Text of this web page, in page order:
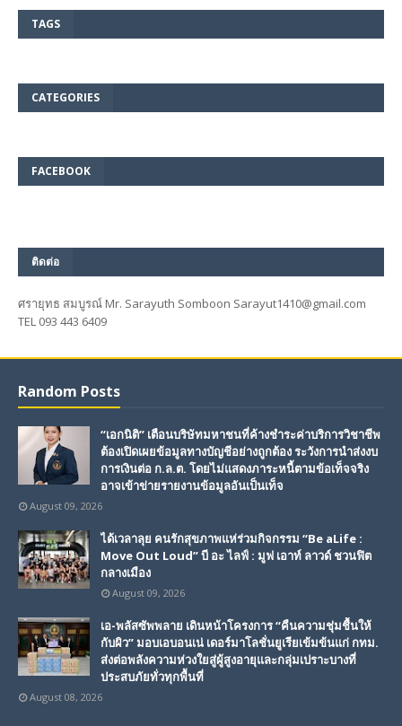
TAGS
CATEGORIES
FACEBOOK
ติดต่อ
ศรายุทธ สมบูรณ์ Mr. Sarayuth Somboon Sarayut1410@gmail.com
TEL 093 443 6409
Random Posts
“เอกนิติ” เตือนบริษัทมหาชนที่ค้างชำระค่าบริการวิชาชีพ
ต้องเปิดเผยข้อมูลทางบัญชีอย่างถูกต้อง ระวังการนำส่งงบ
การเงินต่อ ก.ล.ต. โดยไม่แสดงภาระหนี้ตามข้อเท็จจริง
อาจเข้าข่ายรายงานข้อมูลอันเป็นเท็จ
August 09, 2026
ได้เวลาลุย คนรักสุขภาพแห่ร่วมกิจกรรม “Be aLife :
Move Out Loud” บี อะ ไลฟ์ : มูฟ เอาท์ ลาวด์ ชวนฟิต
กลางเมือง
August 09, 2026
เอ-พลัสซัพพลาย เดินหน้าโครงการ “คืนความชุ่มชื้นให้
กับผิว” มอบเอบอนเน่ เดอร์มาโลชั่นยูเรียเข้มข้นแก่ กทม.
ส่งต่อพลังความห่วงใยสู่ผู้สูงอายุและกลุ่มเปราะบางที่
ประสบภัยทั่วทุกพื้นที่
August 08, 2026